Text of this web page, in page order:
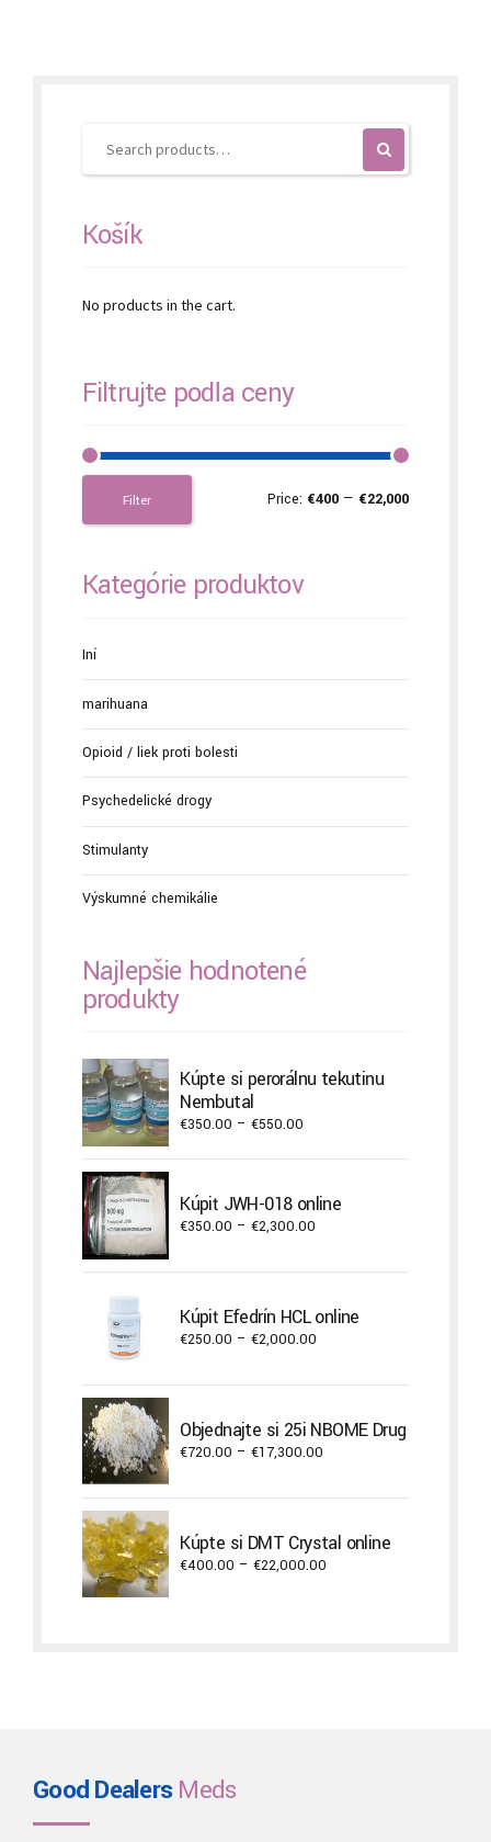
product
Košík
No products in the cart.
Filtrujte podľa ceny
Filter Price: €400 — €22,000
Kategórie produktov
Iní
marihuana
Opioid / liek proti bolesti
Psychedelické drogy
Stimulanty
Výskumné chemikálie
Najlepšie hodnotené
produkty
Kúpte si perorálnu tekutinu
Nembutal
€350.00 – €550.00
through
€550.00
Kúpiť JWH-018 online
€350.00 – €2,300.00
€2,300.00
Kúpiť Efedrín HCL online
€250.00 – €2,000.00
€2,000.00
Objednajte si 25i NBOME Drug
€720.00 – €17,300.00
€17,300.00
Kúpte si DMT Crystal online
€400.00 – €22,000.00
Good DealersMeds